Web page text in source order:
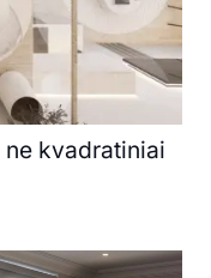
kvadratiniai